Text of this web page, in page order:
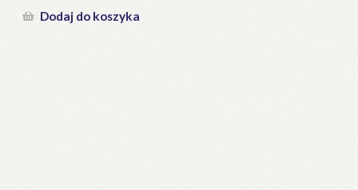
Dodaj do koszyka